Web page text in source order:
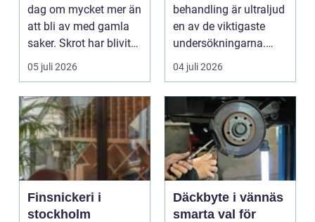
dag om mycket mer än
att bli av med gamla
saker. Skrot har blivit
en värde...
05 juli 2026
behandling är ultraljud
en av de viktigaste
undersökningarna.
Med hjälp av ultraljud
få...
04 juli 2026
Finsnickeri i
stockholm
Däckbyte i vännäs
smarta val för